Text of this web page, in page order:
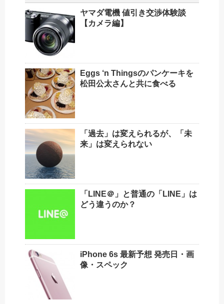
ヤマダ電機 値引き交渉体験談
【カメラ編】
Eggs ‘n Thingsのパンケーキを
松田公太さんと共に食べる
「過去」は変えられるが、「未
来」は変えられない
「LINE＠」と普通の「LINE」は
どう違うのか？
iPhone 6s 最新予想 発売日・画
像・スペック